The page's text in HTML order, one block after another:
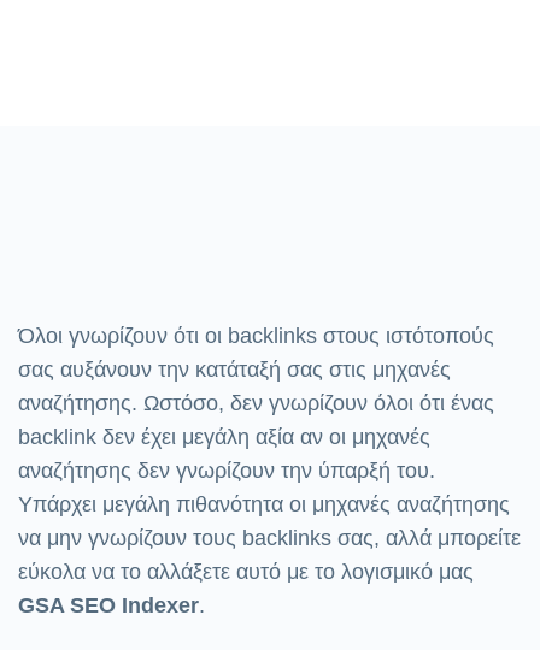
Όλοι γνωρίζουν ότι οι backlinks στους ιστότοπούς
σας αυξάνουν την κατάταξή σας στις μηχανές
αναζήτησης. Ωστόσο, δεν γνωρίζουν όλοι ότι ένας
backlink δεν έχει μεγάλη αξία αν οι μηχανές
αναζήτησης δεν γνωρίζουν την ύπαρξή του.
Υπάρχει μεγάλη πιθανότητα οι μηχανές αναζήτησης
να μην γνωρίζουν τους backlinks σας, αλλά μπορείτε
εύκολα να το αλλάξετε αυτό με το λογισμικό μας
GSA SEO Indexer.